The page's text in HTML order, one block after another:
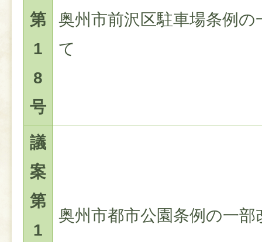
第
1
8
号
奥州市前沢区駐車場条例
て
議
案
第
1
奥州市都市公園条例の一